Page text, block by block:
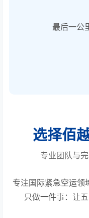
最后一公
选择佰
专业团队与
专注国际紧急空运
只做一件事：让